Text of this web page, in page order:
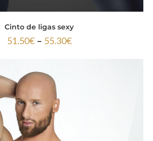
Cinto de ligas sexy
51.50€ – 55.30€